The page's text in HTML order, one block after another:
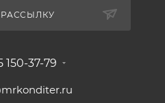
150-37-79